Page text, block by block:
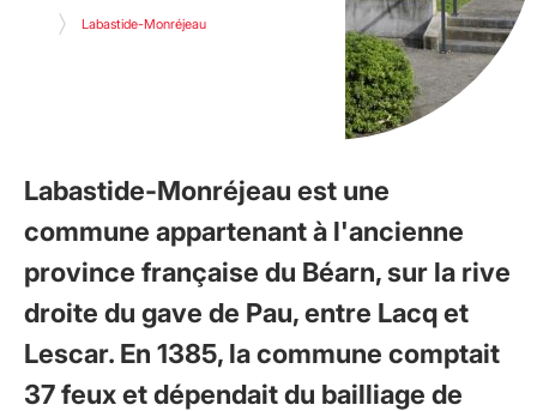
Labastide-Monréjeau
Labastide-Monréjeau est une
commune appartenant à l'ancienne
province française du Béarn, sur la rive
droite du gave de Pau, entre Lacq et
Lescar. En 1385, la commune comptait
37 feux et dépendait du bailliage de